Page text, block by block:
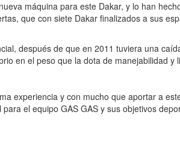
máquina para este Dakar, y lo han
que con siete Dakar finalizados a sus
después de que en 2011 tuviera una
en el peso que la dota de manejabilidad y
experiencia y con mucho que aportar a
el equipo GAS GAS y sus objetivos